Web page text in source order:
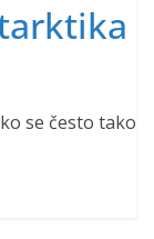
se često tako